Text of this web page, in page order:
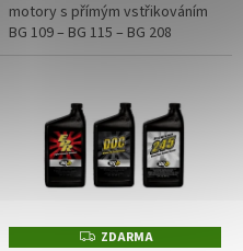
motory s přímým vstřikováním
BG 109 – BG 115 – BG 208
nalévací hrdlo (baleno v
ZZDARMA